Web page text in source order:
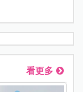
看更多